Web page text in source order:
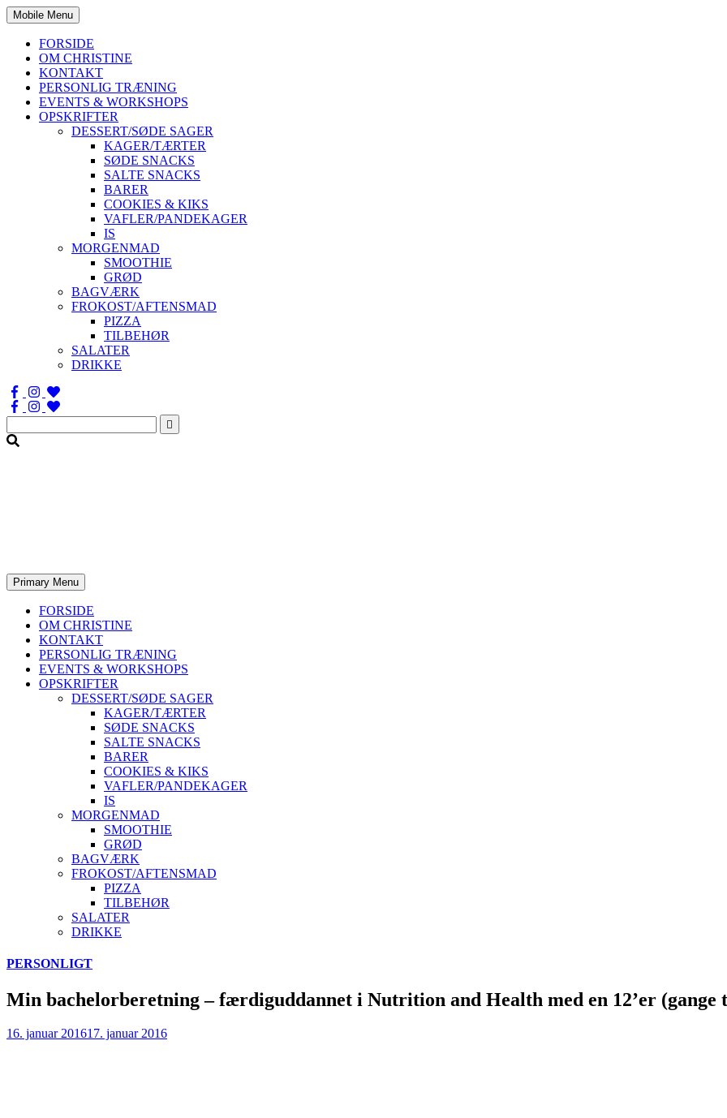
Mobile Menu
FORSIDE
OM CHRISTINE
KONTAKT
PERSONLIG TRÆNING
EVENTS & WORKSHOPS
OPSKRIFTER
DESSERT/SØDE SAGER
KAGER/TÆRTER
SØDE SNACKS
SALTE SNACKS
BARER
COOKIES & KIKS
VAFLER/PANDEKAGER
IS
MORGENMAD
SMOOTHIE
GRØD
BAGVÆRK
FROKOST/AFTENSMAD
PIZZA
TILBEHØR
SALATER
DRIKKE
Søg
efter:
Primary Menu
FORSIDE
OM CHRISTINE
KONTAKT
PERSONLIG TRÆNING
EVENTS & WORKSHOPS
OPSKRIFTER
DESSERT/SØDE SAGER
KAGER/TÆRTER
SØDE SNACKS
SALTE SNACKS
BARER
COOKIES & KIKS
VAFLER/PANDEKAGER
IS
MORGENMAD
SMOOTHIE
GRØD
BAGVÆRK
FROKOST/AFTENSMAD
PIZZA
TILBEHØR
SALATER
DRIKKE
Skip
content
PERSONLIGT
Min bachelorberetning – færdiguddannet i Nutrition and Health med en 12’er (gange
16. januar 201617. januar 2016